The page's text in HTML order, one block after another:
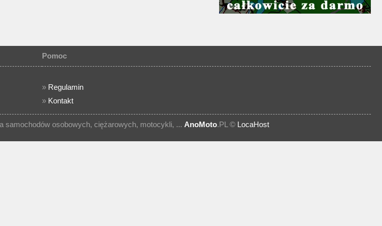
Pomoc
» Regulamin
» Kontakt
samochodów osobowych, ciężarowych, motocykli, ... AnoMoto.PL © LocaHost